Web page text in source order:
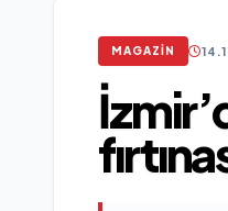
MAGAZIN